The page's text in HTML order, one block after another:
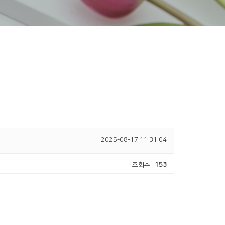
2025-08-17 11:31:04
조회수 153